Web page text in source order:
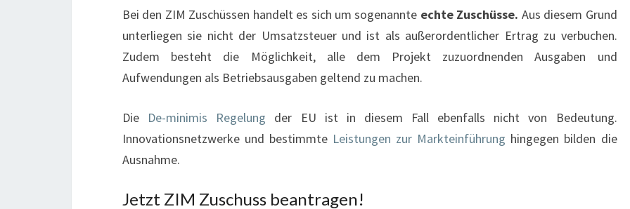
Bei den ZIM Zuschüssen handelt es sich um sogenannte echte Zuschüsse. Aus diesem Grund
unterliegen sie nicht der Umsatzsteuer und ist als außerordentlicher Ertrag zu verbuchen.
Zudem besteht die Möglichkeit, alle dem Projekt zuzuordnenden Ausgaben und
Aufwendungen als Betriebsausgaben geltend zu machen.
Die De-minimis Regelung der EU ist in diesem Fall ebenfalls nicht von Bedeutung.
Innovationsnetzwerke und bestimmte Leistungen zur Markteinführung hingegen bilden die
Ausnahme.
Jetzt ZIM Zuschuss beantragen!